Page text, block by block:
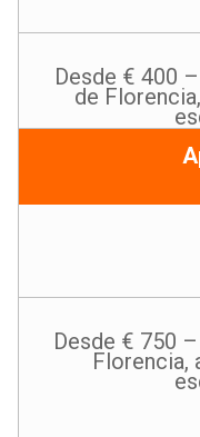
Desde € 400
de
Desde € 750
Florencia,